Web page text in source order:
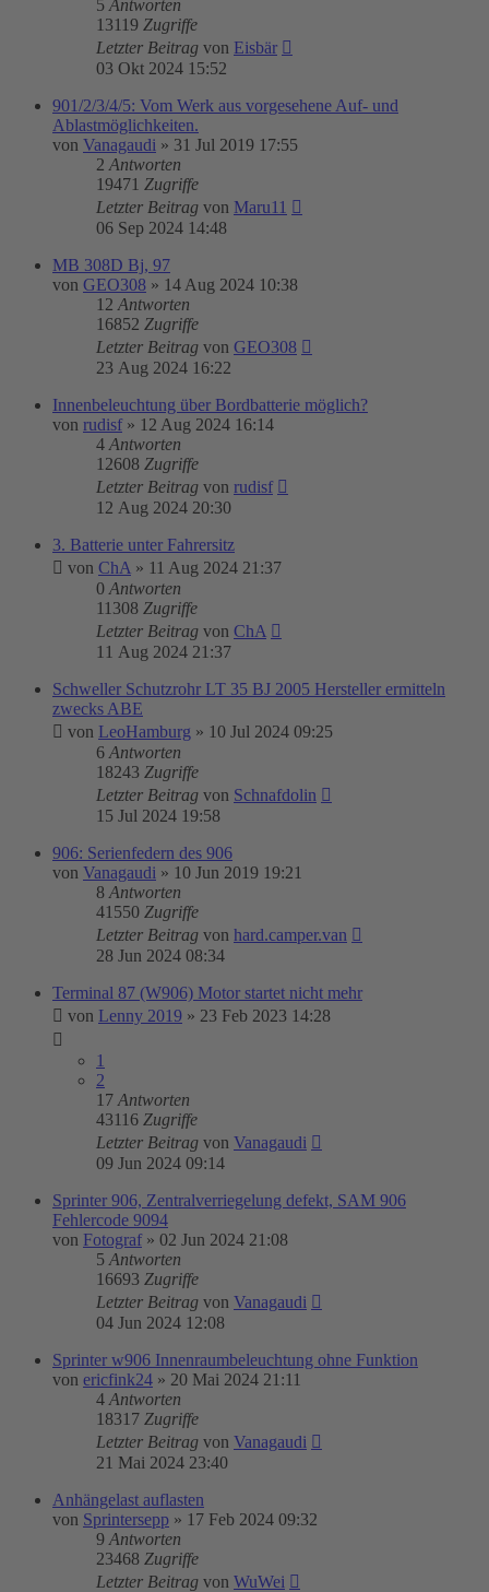
5 Antworten
13119 Zugriffe
Letzter Beitrag von Eisbär
03 Okt 2024 15:52
901/2/3/4/5: Vom Werk aus vorgesehene Auf- und
Ablastmöglichkeiten.
von Vanagaudi » 31 Jul 2019 17:55
2 Antworten
19471 Zugriffe
Letzter Beitrag von Maru11
06 Sep 2024 14:48
MB 308D Bj, 97
von GEO308 » 14 Aug 2024 10:38
12 Antworten
16852 Zugriffe
Letzter Beitrag von GEO308
23 Aug 2024 16:22
Innenbeleuchtung über Bordbatterie möglich?
von rudisf » 12 Aug 2024 16:14
4 Antworten
12608 Zugriffe
Letzter Beitrag von rudisf
12 Aug 2024 20:30
3. Batterie unter Fahrersitz
von ChA » 11 Aug 2024 21:37
0 Antworten
11308 Zugriffe
Letzter Beitrag von ChA
11 Aug 2024 21:37
Schweller Schutzrohr LT 35 BJ 2005 Hersteller ermitteln
zwecks ABE
von LeoHamburg » 10 Jul 2024 09:25
6 Antworten
18243 Zugriffe
Letzter Beitrag von Schnafdolin
15 Jul 2024 19:58
906: Serienfedern des 906
von Vanagaudi » 10 Jun 2019 19:21
8 Antworten
41550 Zugriffe
Letzter Beitrag von hard.camper.van
28 Jun 2024 08:34
Terminal 87 (W906) Motor startet nicht mehr
von Lenny 2019 » 23 Feb 2023 14:28
1
2
17 Antworten
43116 Zugriffe
Letzter Beitrag von Vanagaudi
09 Jun 2024 09:14
Sprinter 906, Zentralverriegelung defekt, SAM 906
Fehlercode 9094
von Fotograf » 02 Jun 2024 21:08
5 Antworten
16693 Zugriffe
Letzter Beitrag von Vanagaudi
04 Jun 2024 12:08
Sprinter w906 Innenraumbeleuchtung ohne Funktion
von ericfink24 » 20 Mai 2024 21:11
4 Antworten
18317 Zugriffe
Letzter Beitrag von Vanagaudi
21 Mai 2024 23:40
Anhängelast auflasten
von Sprintersepp » 17 Feb 2024 09:32
9 Antworten
23468 Zugriffe
Letzter Beitrag von WuWei